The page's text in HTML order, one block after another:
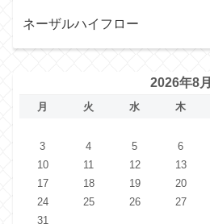
ネーザルハイフロー
2026年8月
月 火 水 木
3
4 5 6
10
11 12 13
17
18 19 20
24
25 26 27
31